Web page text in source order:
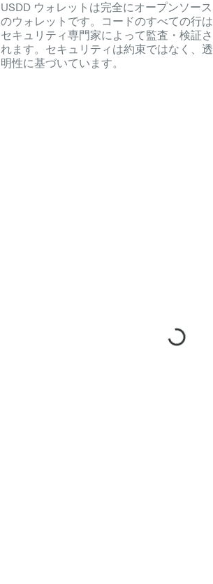
USDD ウォレットは完全にオープンソース
のウォレットです。コードのすべての行は
セキュリティ専門家によって監査・検証さ
れます。セキュリティは約束ではなく、透
明性に基づいています。